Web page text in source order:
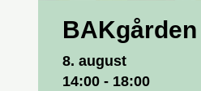
BAKgården
8. august
14:00 - 18:00